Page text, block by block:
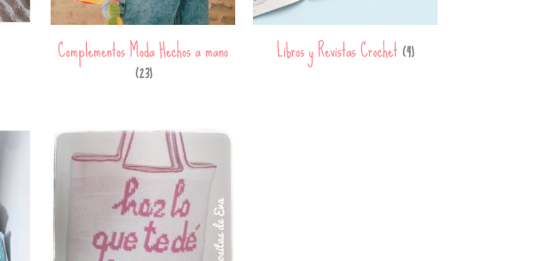
Complementos Moda Hechos a mano
(23)
Libros y Revistas Crochet(4)